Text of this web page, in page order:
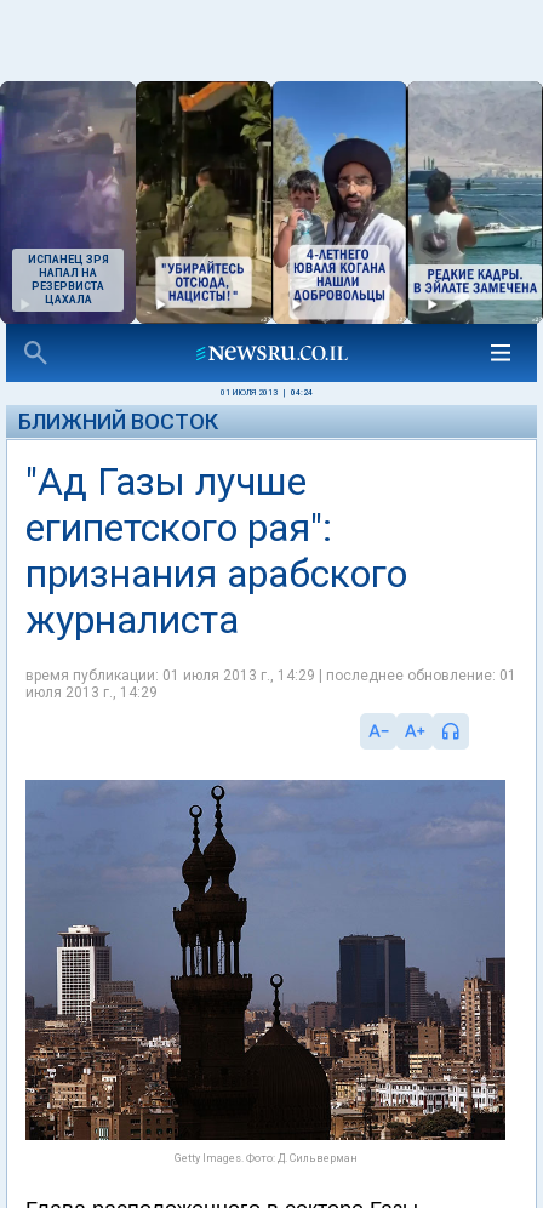
ИСПАНЕЦ ЗРЯ
НАПАЛ НА
РЕЗЕРВИСТА
ЦАХАЛА
01 ИЮЛЯ 2013 04:24
БЛИЖНИЙ ВОСТОК
"Ад Газы лучше
египетского рая":
признания арабского
журналиста
время публикации: 01 июля 2013 г., 14:29 | последнее обновление: 01
июля 2013 г., 14:29
Getty Images. Фото: Д. Сильверман